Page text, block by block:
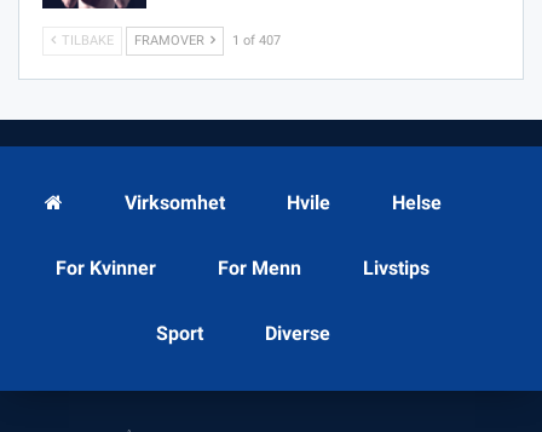
TILBAKE FRAMOVER 1 of 407
Virksomhet Hvile Helse
For Kvinner For Menn Livstips
Sport Diverse